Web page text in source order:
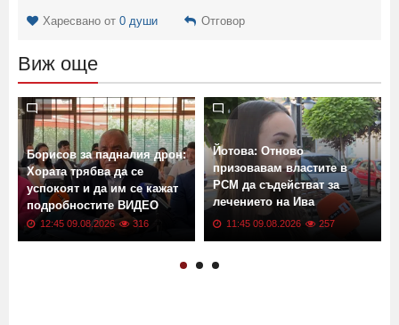
Харесвано от 0 души Отговор
Виж още
Борисов за падналия дрон:
Хората трябва да се
успокоят и да им се кажат
подробностите ВИДЕО
12:45 09.08.2026 316
Йотова: Отново
призовавам властите в
РСМ да съдействат за
лечението на Ива
Михайлова
11:45 09.08.2026 257